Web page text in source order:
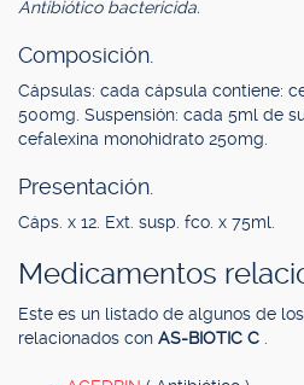
Antibiótico bactericida.
Composición.
Cápsulas: cada cápsula contiene:
500mg. Suspensión: cada 5ml de
cefalexina monohidrato 250mg.
Presentación.
Cáps. x 12. Ext. susp. fco. x 75ml.
Medicamentos
Este es un listado de algunos de
relacionados con AS-BIOTIC C